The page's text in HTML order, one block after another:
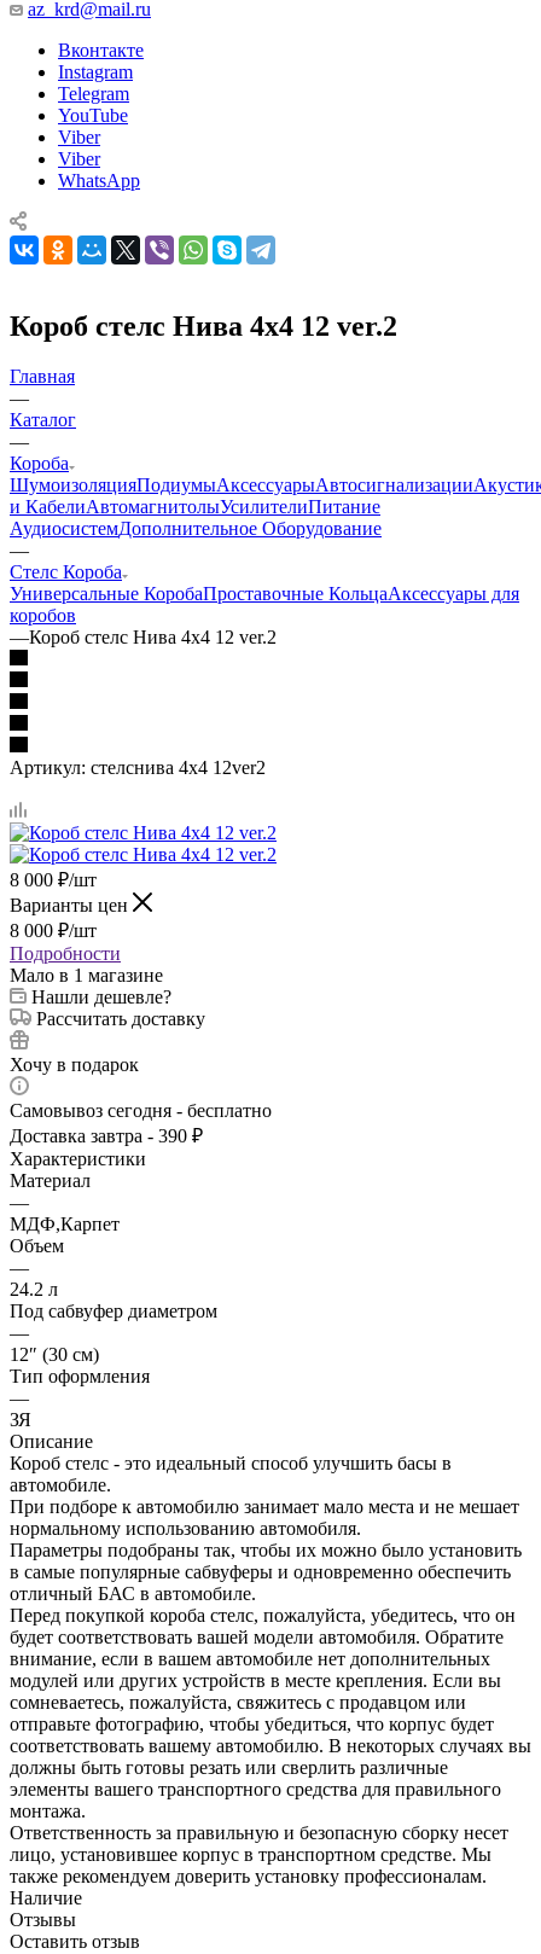
az_krd@mail.ru
Вконтакте
Instagram
Telegram
YouTube
Viber
Viber
WhatsApp
Короб стелс Нива 4х4 12 ver.2
Главная
—
Каталог
—
Короба
ШумоизоляцияПодиумыАксессуарыАвтосигнализации
и КабелиАвтомагнитолыУсилителиПитание
АудиосистемДополнительное Оборудование
—
Стелс Короба
Универсальные КоробаПроставочные КольцаАксессуары для
коробов
—Короб стелс Нива 4х4 12 ver.2
Артикул: стелснива 4х4 12ver2
8 000 ₽/шт
Варианты цен
8 000 ₽/шт
Подробности
Мало в 1 магазине
Нашли дешевле?
Рассчитать доставку
Хочу в подарок
Самовывоз сегодня - бесплатно
Доставка завтра - 390 ₽
Характеристики
Материал
—
МДФ,Карпет
Объем
—
24.2 л
Под сабвуфер диаметром
—
12″ (30 см)
Тип оформления
—
ЗЯ
Описание
Короб стелс - это идеальный способ улучшить басы в
автомобиле.
При подборе к автомобилю занимает мало места и не мешает
нормальному использованию автомобиля.
Параметры подобраны так, чтобы их можно было установить
в самые популярные сабвуферы и одновременно обеспечить
отличный БАС в автомобиле.
Перед покупкой короба стелс, пожалуйста, убедитесь, что он
будет соответствовать вашей модели автомобиля. Обратите
внимание, если в вашем автомобиле нет дополнительных
модулей или других устройств в месте крепления. Если вы
сомневаетесь, пожалуйста, свяжитесь с продавцом или
отправьте фотографию, чтобы убедиться, что корпус будет
соответствовать вашему автомобилю. В некоторых случаях вы
должны быть готовы резать или сверлить различные
элементы вашего транспортного средства для правильного
монтажа.
Ответственность за правильную и безопасную сборку несет
лицо, установившее корпус в транспортном средстве. Мы
также рекомендуем доверить установку профессионалам.
Наличие
Отзывы
Оставить отзыв